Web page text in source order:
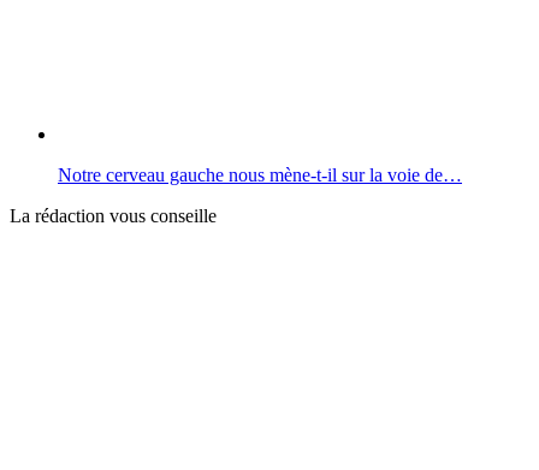
Notre cerveau gauche nous mène-t-il sur la voie de…
La rédaction vous conseille